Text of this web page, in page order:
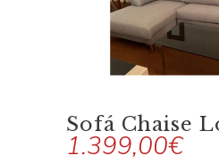
Sofá Chaise
1.399,00€